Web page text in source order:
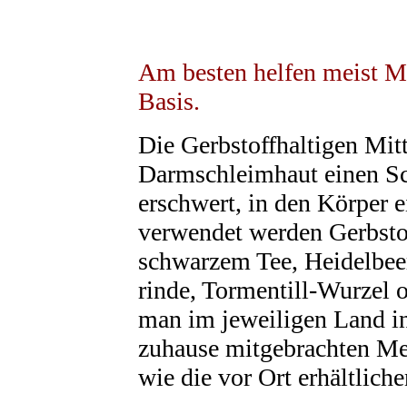
Am besten helfen meist
Basis.
Die Gerbstoffhaltigen
Darmschleimhaut einen
erschwert, in den Körper
verwendet werden
schwarzem Tee,
rinde, Tormentill-Wurzel
man im jeweiligen Land
zuhause mitgebrachten
wie die vor Ort